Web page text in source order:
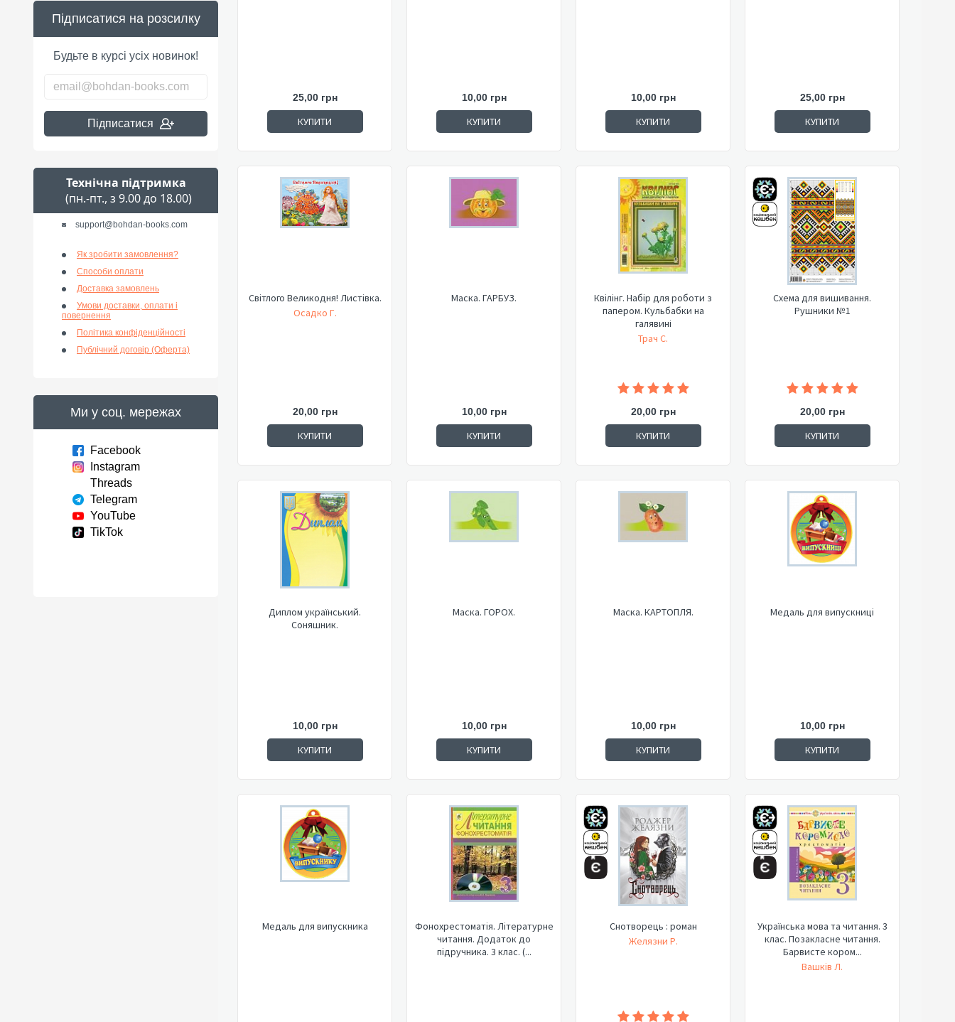
Підписатися на розсилку
Будьте в курсі усіх новинок!
Підписатися
Технічна підтримка
(пн.-пт., з 9.00 до 18.00)
support@bohdan-books.com
Як зробити замовлення?
Способи оплати
Доставка замовлень
Умови доставки, оплати і
повернення
Політика конфіденційності
Публічний договір (Оферта)
Ми у соц. мережах
Facebook
Instagram
Threads
Telegram
YouTube
TikTok
25,00 грн
КУПИТИ
10,00 грн
КУПИТИ
10,00 грн
КУПИТИ
25,00 грн
КУПИТИ
Світлого Великодня! Листівка.
Осадко Г.
20,00 грн
КУПИТИ
Маска. ГАРБУЗ.
10,00 грн
КУПИТИ
Квілінг. Набір для роботи з
папером. Кульбабки на
галявині
Трач С.
20,00 грн
КУПИТИ
Схема для вишивання.
Рушники №1
20,00 грн
КУПИТИ
Диплом український.
Соняшник.
10,00 грн
КУПИТИ
Маска. ГОРОХ.
10,00 грн
КУПИТИ
Маска. КАРТОПЛЯ.
10,00 грн
КУПИТИ
Медаль для випускниці
10,00 грн
КУПИТИ
Медаль для випускника
Фонохрестоматія. Літературне
читання. Додаток до
підручника. 3 клас. (...
Снотворець : роман
Желязни Р.
Українська мова та читання. 3
клас. Позакласне читання.
Барвисте кором...
Вашків Л.